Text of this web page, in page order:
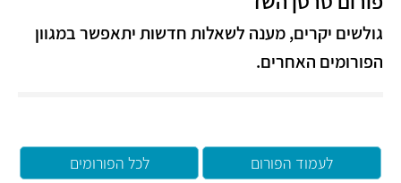
גולשים יקרים, מענה לשאלות חדשות יתאפשר במגוון
הפורומים האחרים.
לעמוד הפורום לכל הפורומים